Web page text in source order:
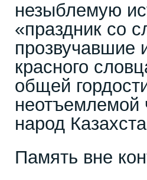
незыблемую
«праздник со
прозвучавшие
красного
общей
неотъемлемой
народ
Память вне